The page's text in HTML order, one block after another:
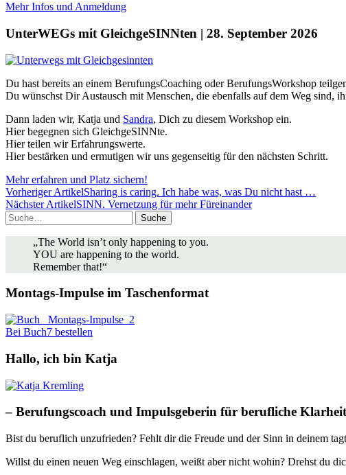
Mehr Infos und Anmeldung
UnterWEGs mit GleichgeSINNten | 28. September 2026
Du hast bereits an einem BerufungsCoaching oder BerufungsWorkshop
Du wünschst Dir Austausch mit Menschen, die ebenfalls auf dem Weg sind,
Dann laden wir, Katja und Sandra, Dich zu diesem Workshop ein.
Hier begegnen sich GleichgeSINNte.
Hier teilen wir Erfahrungswerte.
Hier bestärken und ermutigen wir uns gegenseitig für den nächsten Schritt.
Mehr erfahren und Platz sichern!
Vorheriger ArtikelSharing is caring. Ich habe was, was Du nicht hast …
Nächster ArtikelSINN. Vernetzung für mehr Füreinander
Suche
„The World isn’t only happening to you.
YOU are happening to the world.
Remember that!“
Montags-Impulse im Taschenformat
Bei Buch7 bestellen
Hallo, ich bin Katja
– Berufungscoach und Impulsgeberin für berufliche
Bist du beruflich unzufrieden? Fehlt dir die Freude und der Sinn in deinem
Willst du einen neuen Weg einschlagen, weißt aber nicht wohin? Drehst du